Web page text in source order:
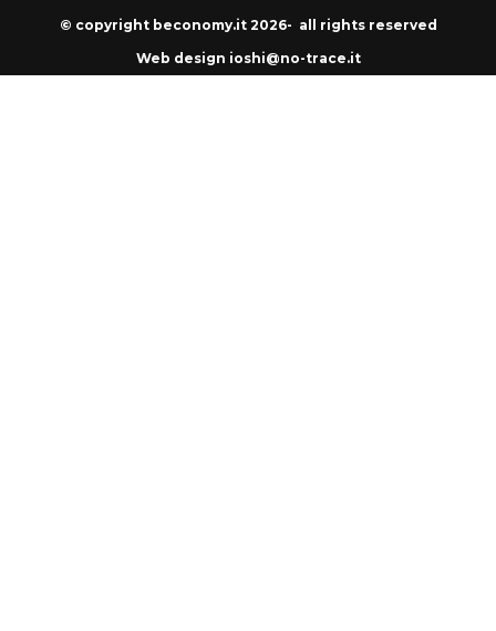
© copyright beconomy.it 2026- all rights reserved
Web design ioshi@no-trace.it